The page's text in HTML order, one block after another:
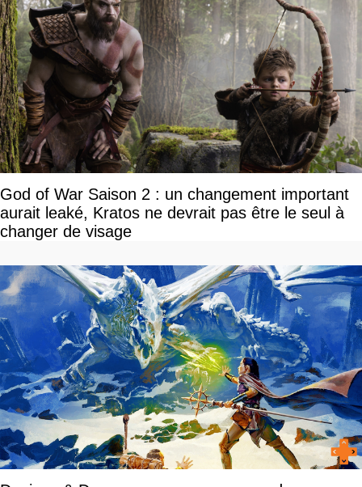
God of War Saison 2 : un changement important
aurait leaké, Kratos ne devrait pas être le seul à
changer de visage